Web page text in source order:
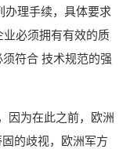
理手续，具体要求
必须拥有有效的质
符合 技术规范的强
因为在此之前，欧洲
的歧视，欧洲军方